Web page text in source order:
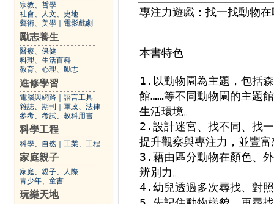
宗教、哲學
社會、人文、史地
藝術、美學
電影戲劇
勵志養生
醫療、保健
料理、生活百科
教育、心理、勵志
進修學習
電腦與網路
語言工具
雜誌、期刊
軍政、法律
參考、考試、教科用書
科學工程
科學、自然 工業、工程
家庭親子
家庭、親子、人際
青少年、童書
玩樂天地